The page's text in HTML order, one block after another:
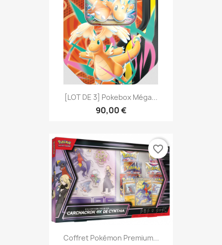
[LOT DE 3] Pokebox Méga...
90,00 €
Coffret Pokémon Premium...
favorite_border